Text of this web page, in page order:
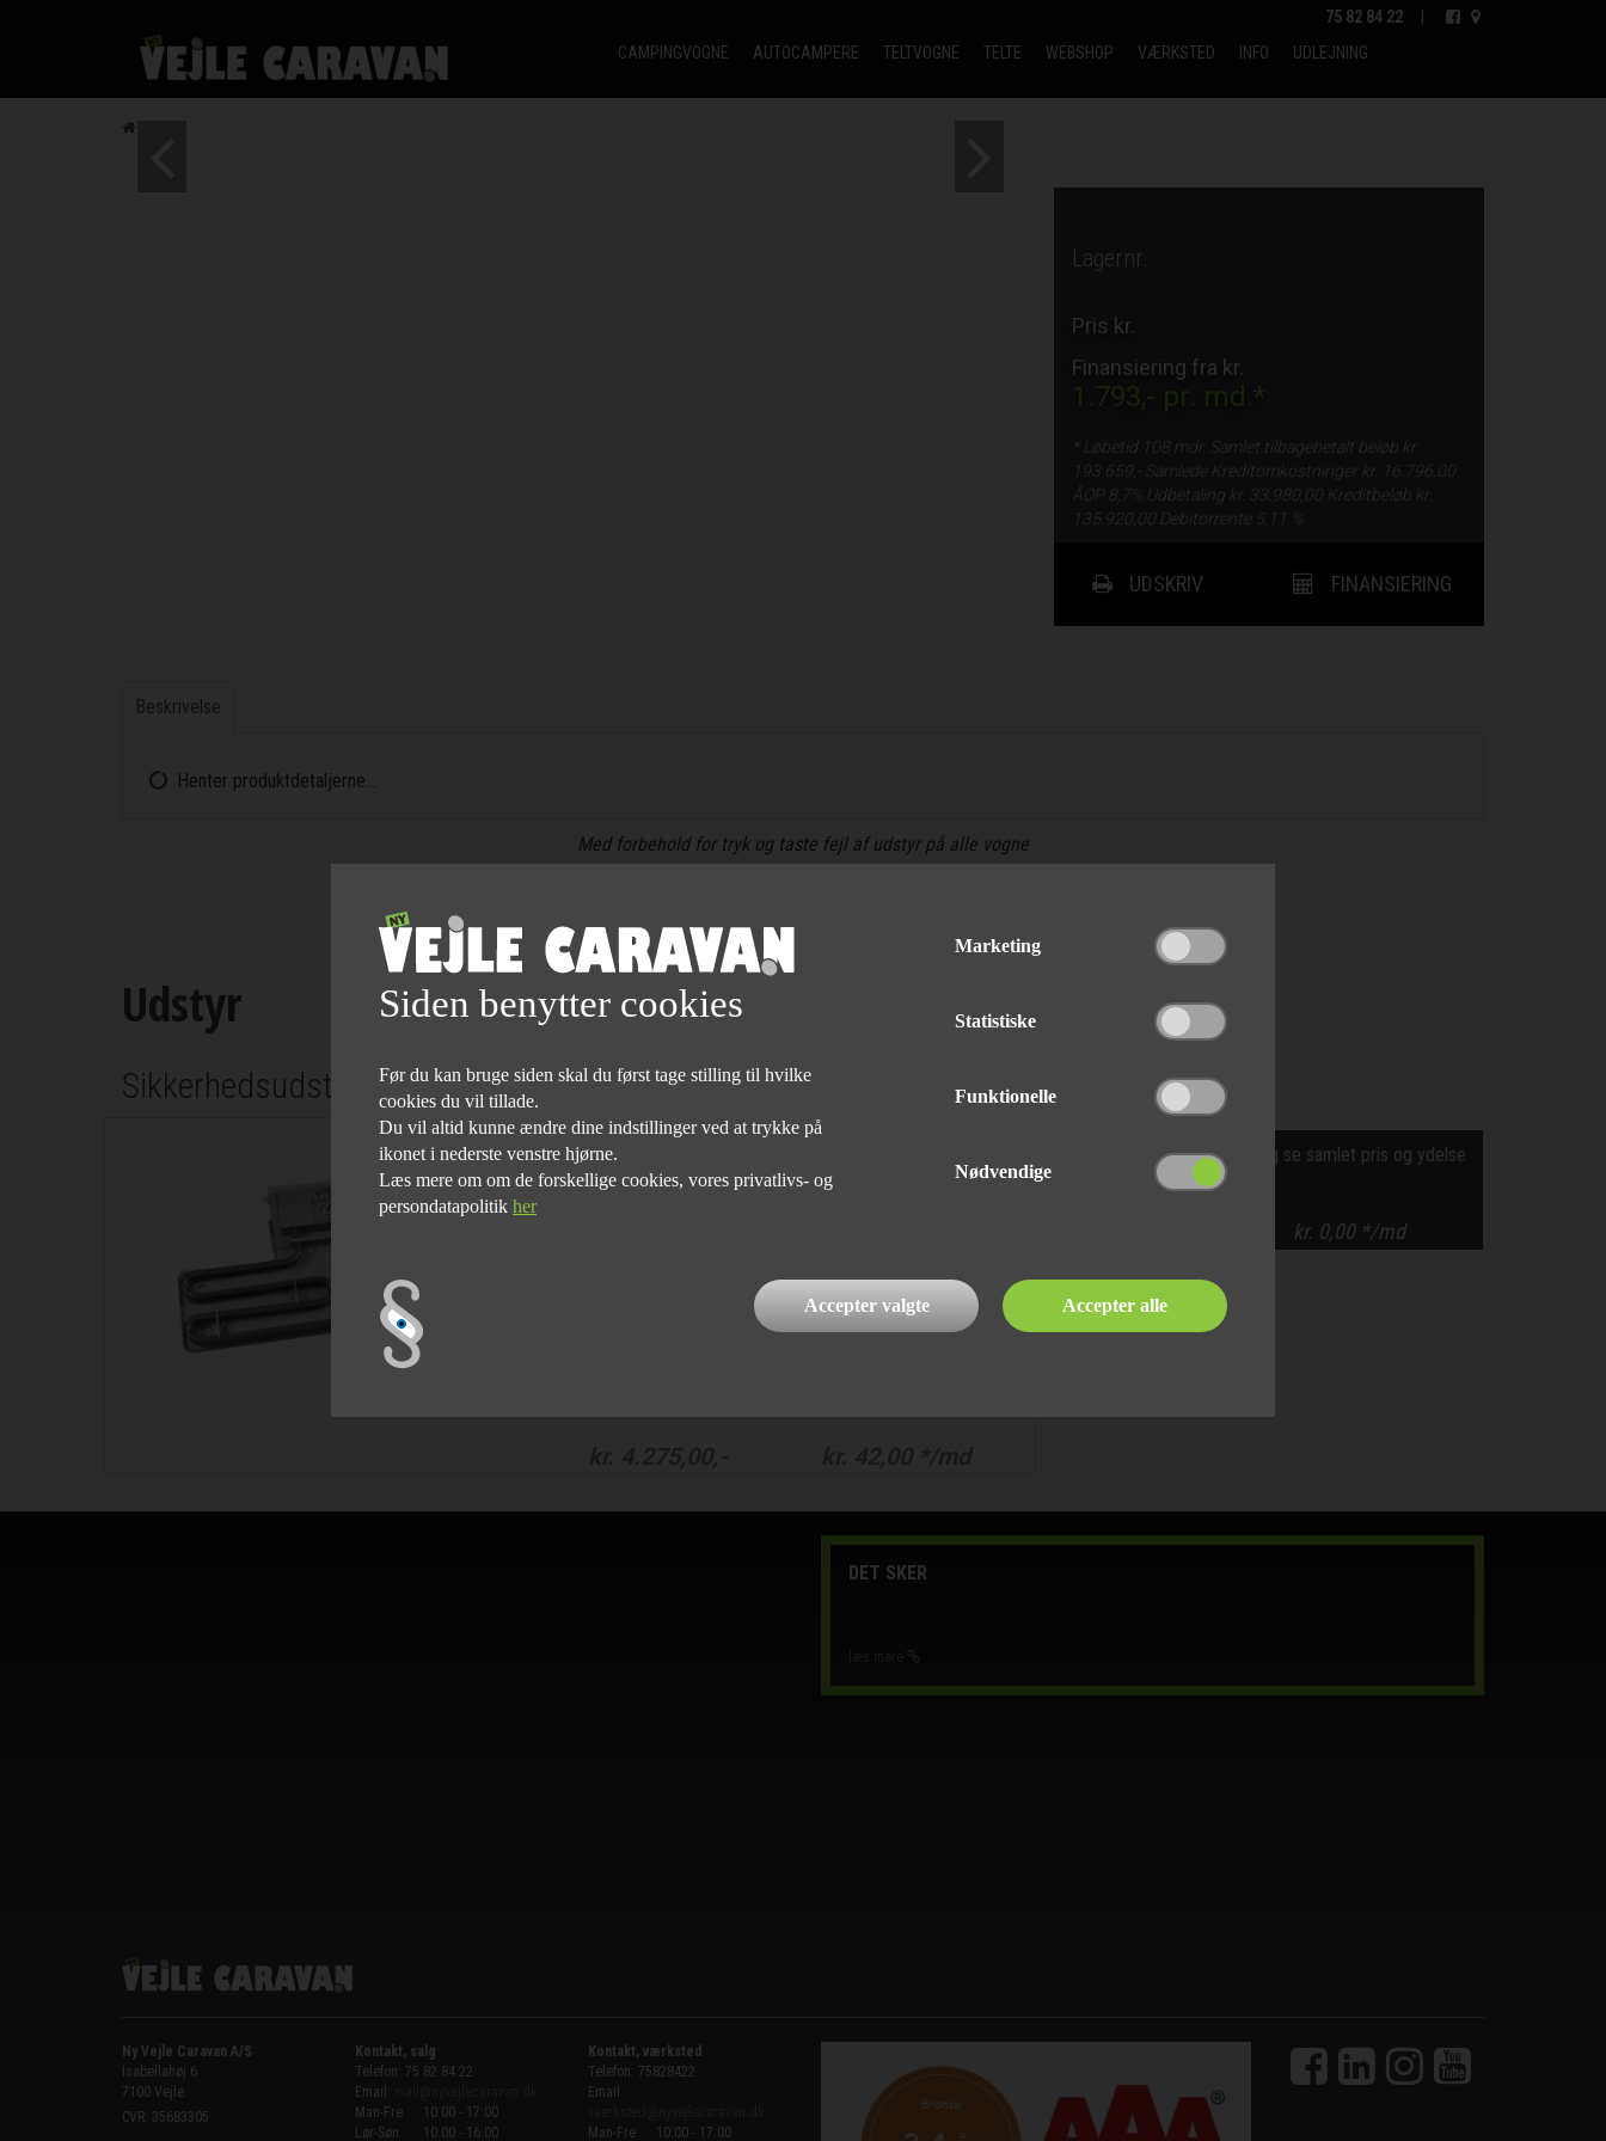
75 82 84 22
CAMPINGVOGNE
AUTOCAMPERE TELTVOGNE TELTE WEBSHOP VÆRKSTED INFO UDLEJNING
Lagernr.
Pris kr.
Finansiering fra kr.
1.793,- pr. md.*
* Løbetid 108 mdr. Samlet tilbagebetalt beløb kr.
193.659,-
Samlede Kreditomkostninger kr.
16.796,00
ÅOP 8,7% Udbetaling kr. 33.980,00 Kreditbeløb kr.
135.920,00 Debitorrente 5,11 %
UDSKRIV FINANSIERING
Beskrivelse
Henter produktdetaljerne...
Med forbehold for tryk og taste fejl af udstyr på alle vogne
Udstyr
Sikkerhedsudstyr
Truma ultraheat inkl. fjernføler.
Pris excl. montering.
Vælg det ønskede udstyr og se samlet pris og ydelse
kr. 0,00*/md
DET SKER
Ny Vejle Caravan A/S
Isabellahøj 6
7100 Vejle
CVR: 35683305
Kontakt, salg
Telefon: 75 82 84 22
Email:
Man-Fre
10:00 - 17:00
Lør-Søn
10:00 - 16:00
Kontakt, værksted
Telefon: 75828422
Email:
Man-Fre
10:00 - 17:00
Siden benytter cookies
Før du kan bruge siden skal du først tage stilling til hvilke
cookies du vil tillade.
Du vil altid kunne ændre dine indstillinger ved at trykke på
ikonet i nederste venstre hjørne.
Læs mere om om de forskellige cookies, vores privatlivs- og
persondatapolitik her
Marketing
Statistiske
Funktionelle
Nødvendige
Accepter valgte Accepter alle